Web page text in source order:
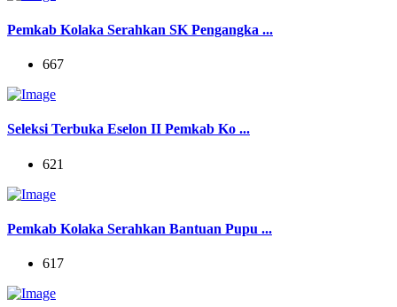
Pemkab Kolaka Serahkan SK Pengangka ...
667
Seleksi Terbuka Eselon II Pemkab Ko ...
621
Pemkab Kolaka Serahkan Bantuan Pupu ...
617